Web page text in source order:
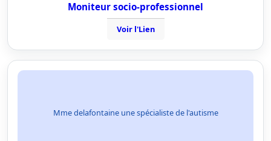
Moniteur socio-professionnel
Voir l'Lien
Mme delafontaine une spécialiste de l'autisme